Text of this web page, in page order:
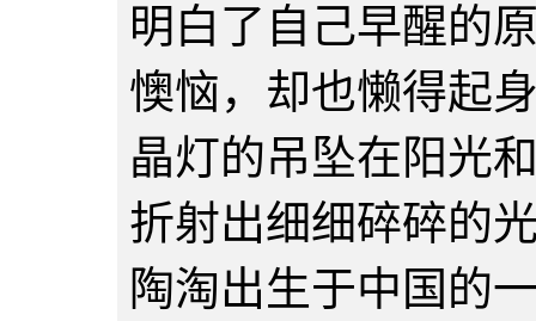
明白了自己早醒的
懊恼，却也懒得起
晶灯的吊坠在阳光
折射出细细碎碎的
陶淘出生于中国的